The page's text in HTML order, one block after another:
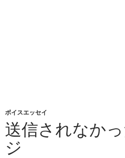
ボイスエッセイ
送信されなか
ジ